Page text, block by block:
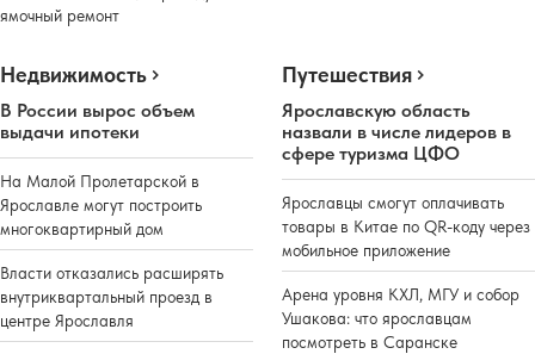
ямочный ремонт
Недвижимость
В России вырос объем
выдачи ипотеки
На Малой Пролетарской в
Ярославле могут построить
многоквартирный дом
Власти отказались расширять
внутриквартальный проезд в
центре Ярославля
Путешествия
Ярославскую область
назвали в числе лидеров в
сфере туризма ЦФО
Ярославцы смогут оплачивать
товары в Китае по QR-коду через
мобильное приложение
Арена уровня КХЛ, МГУ и собор
Ушакова: что ярославцам
посмотреть в Саранске